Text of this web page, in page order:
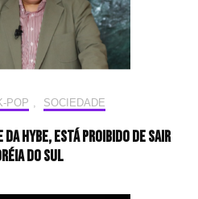
POP , SOCIEDADE
HYBE, está proibido de sair
do Sul